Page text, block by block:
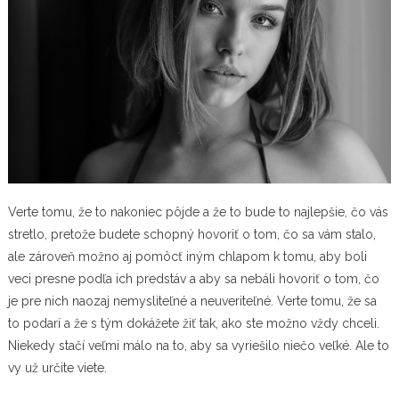
Verte tomu, že to nakoniec pôjde a že to bude to najlepšie, čo vás
stretlo, pretože budete schopný hovoriť o tom, čo sa vám stalo,
ale zároveň možno aj pomôcť iným chlapom k tomu, aby boli
veci presne podľa ich predstáv a aby sa nebáli hovoriť o tom, čo
je pre nich naozaj nemysliteľné a neuveriteľné. Verte tomu, že sa
to podarí a že s tým dokážete žiť tak, ako ste možno vždy chceli.
Niekedy stačí veľmi málo na to, aby sa vyriešilo niečo veľké. Ale to
vy už určite viete.